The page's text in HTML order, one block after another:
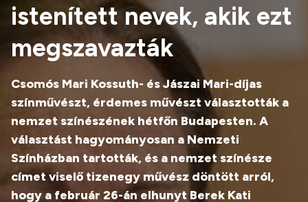
istenített nevek, akik ezt
megszavazták
Csomós Mari Kossuth- és Jászai Mari-díjas
színművészt, érdemes művészt választották a
nemzet színészének hétfőn Budapesten. A
választást hagyományosan a Nemzeti
Színházban tartották, és a nemzet színésze
címet viselő tizenegy művész döntött arról,
hogy a február 26-án elhunyt Berek Kati